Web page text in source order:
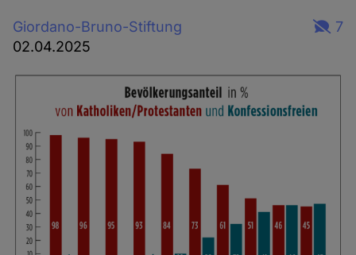
Giordano-Bruno-Stiftung
02.04.2025
7